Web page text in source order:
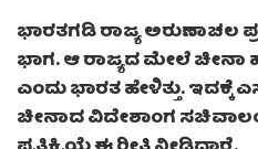
ಭಾರತಗಡಿ ರಾಜ್ಯ ಅರುಣಾಚಲ
ಭಾಗ. ಆ ರಾಜ್ಯದ ಮೇಲೆ ಚೀನಾ
ಎಂದು ಭಾರತ ಹೇಳಿತ್ತು.
ಚೀನಾದ ವಿದೇಶಾಂಗ